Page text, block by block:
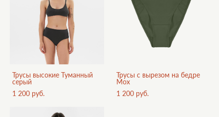
Трусы высокие Туманный
серый
1 200 pуб.
Трусы с вырезом на бедре
Мох
1 200 pуб.